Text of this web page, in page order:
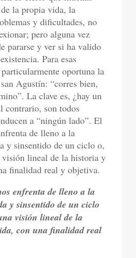
la propia vida, la
y dificultades, no
pero alguna vez
pararse y ver si ha valido
Para esas
oportuna la
Agustín: “corres bien,
La clave es, ¿hay un
contrario, son todos
a “ningún lado”. El
de lleno a la
y sinsentido de un ciclo o,
visión lineal de la historia y
finalidad real y objetiva.
enfrenta de lleno a la
y sinsentido de un ciclo
visión lineal de la
con una finalidad real